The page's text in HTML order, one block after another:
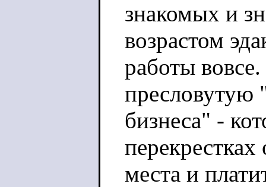
знакомых и
возрастом
работы
пресловутую
бизнеса" -
перекрестках
места и